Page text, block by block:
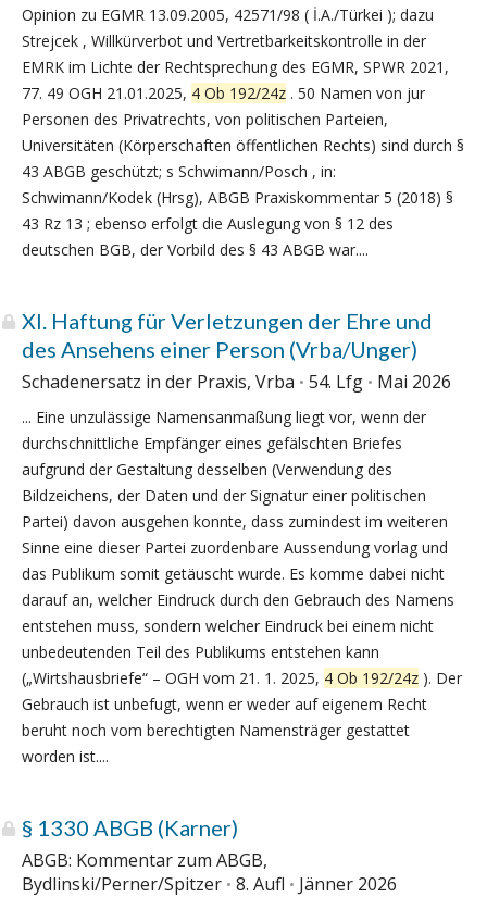
Opinion zu EGMR 13.09.2005, 42571/98 ( İ.A./Türkei ); dazu
Strejcek , Willkürverbot und Vertretbarkeitskontrolle in der
EMRK im Lichte der Rechtsprechung des EGMR, SPWR 2021,
77. 49 OGH 21.01.2025, 4 Ob 192/24z . 50 Namen von jur
Personen des Privatrechts, von politischen Parteien,
Universitäten (Körperschaften öffentlichen Rechts) sind durch §
43 ABGB geschützt; s Schwimann/Posch , in:
Schwimann/Kodek (Hrsg), ABGB Praxiskommentar 5 (2018) §
43 Rz 13 ; ebenso erfolgt die Auslegung von § 12 des
deutschen BGB, der Vorbild des § 43 ABGB war....
XI. Haftung für Verletzungen der Ehre und
des Ansehens einer Person (Vrba/Unger)
Schadenersatz in der Praxis, Vrba 54. Lfg Mai 2026
... Eine unzulässige Namensanmaßung liegt vor, wenn der
durchschnittliche Empfänger eines gefälschten Briefes
aufgrund der Gestaltung desselben (Verwendung des
Bildzeichens, der Daten und der Signatur einer politischen
Partei) davon ausgehen konnte, dass zumindest im weiteren
Sinne eine dieser Partei zuordenbare Aussendung vorlag und
das Publikum somit getäuscht wurde. Es komme dabei nicht
darauf an, welcher Eindruck durch den Gebrauch des Namens
entstehen muss, sondern welcher Eindruck bei einem nicht
unbedeutenden Teil des Publikums entstehen kann
(„Wirtshausbriefe“ – OGH vom 21. 1. 2025, 4 Ob 192/24z ). Der
Gebrauch ist unbefugt, wenn er weder auf eigenem Recht
beruht noch vom berechtigten Namensträger gestattet
worden ist....
§ 1330 ABGB (Karner)
ABGB: Kommentar zum ABGB,
Bydlinski/Perner/Spitzer 8. Aufl Jänner 2026